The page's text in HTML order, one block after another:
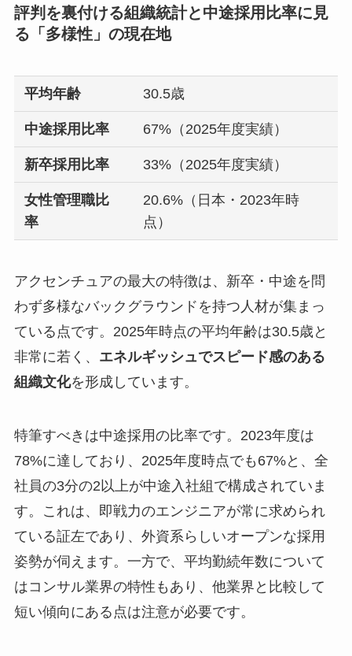
評判を裏付ける組織統計と中途採用比率に見
る「多様性」の現在地
平均年齢 30.5歳
中途採用比率 67%（2025年度実績）
新卒採用比率 33%（2025年度実績）
女性管理職比
率
20.6%（日本・2023年時
点）
アクセンチュアの最大の特徴は、新卒・中途を問
わず多様なバックグラウンドを持つ人材が集まっ
ている点です。2025年時点の平均年齢は30.5歳と
非常に若く、 エネルギッシュでスピード感のある
組織文化を形成しています。
特筆すべきは中途採用の比率です。2023年度は
78%に達しており、2025年度時点でも67%と、全
社員の3分の2以上が中途入社組で構成されていま
す。これは、即戦力のエンジニアが常に求められ
ている証左であり、外資系らしいオープンな採用
姿勢が伺えます。一方で、平均勤続年数について
はコンサル業界の特性もあり、他業界と比較して
短い傾向にある点は注意が必要です。